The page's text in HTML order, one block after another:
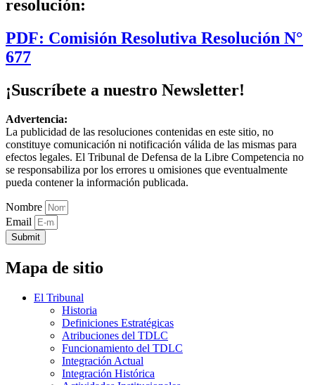
resolución:
PDF: Comisión Resolutiva Resolución N°
677
¡Suscríbete a nuestro Newsletter!
Advertencia:
La publicidad de las resoluciones contenidas en este sitio, no
constituye comunicación ni notificación válida de las mismas para
efectos legales. El Tribunal de Defensa de la Libre Competencia no
se responsabiliza por los errores u omisiones que eventualmente
pueda contener la información publicada.
Nombre
Email
Submit
Mapa de sitio
El Tribunal
Historia
Definiciones Estratégicas
Atribuciones del TDLC
Funcionamiento del TDLC
Integración Actual
Integración Histórica